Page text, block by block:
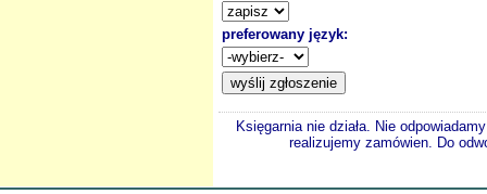
preferowany język:
Księgarnia nie działa. Nie
realizujemy zamówien. Do